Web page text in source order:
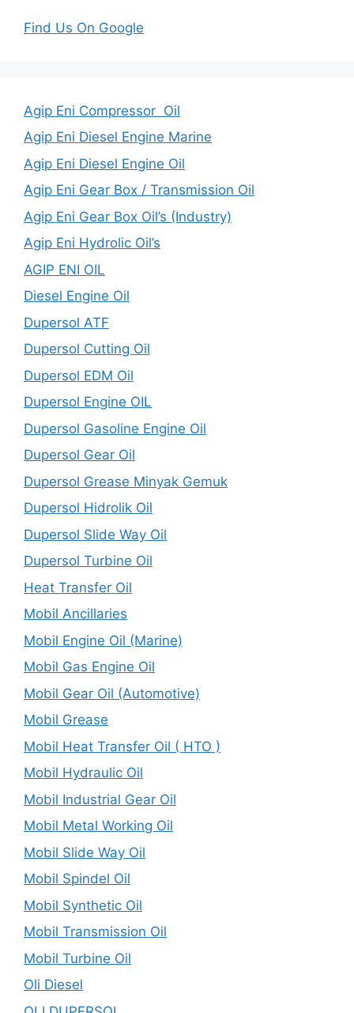
Find Us On Google
Agip Eni Compressor Oil
Agip Eni Diesel Engine Marine
Agip Eni Diesel Engine Oil
Agip Eni Gear Box / Transmission Oil
Agip Eni Gear Box Oil’s (Industry)
Agip Eni Hydrolic Oil’s
AGIP ENI OIL
Diesel Engine Oil
Dupersol ATF
Dupersol Cutting Oil
Dupersol EDM Oil
Dupersol Engine OIL
Dupersol Gasoline Engine Oil
Dupersol Gear Oil
Dupersol Grease Minyak Gemuk
Dupersol Hidrolik Oil
Dupersol Slide Way Oil
Dupersol Turbine Oil
Heat Transfer Oil
Mobil Ancillaries
Mobil Engine Oil (Marine)
Mobil Gas Engine Oil
Mobil Gear Oil (Automotive)
Mobil Grease
Mobil Heat Transfer Oil ( HTO )
Mobil Hydraulic Oil
Mobil Industrial Gear Oil
Mobil Metal Working Oil
Mobil Slide Way Oil
Mobil Spindel Oil
Mobil Synthetic Oil
Mobil Transmission Oil
Mobil Turbine Oil
Oli Diesel